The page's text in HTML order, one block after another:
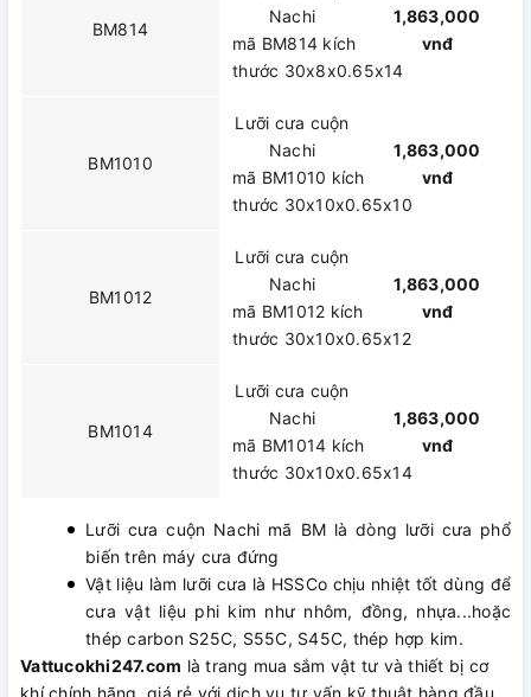
BM814
Nachi
mã BM814 kích
thước 30x8x0.65x14
1,863,000
vnđ
BM1010
Lưỡi cưa cuộn
Nachi
mã BM1010 kích
thước 30x10x0.65x10
1,863,000
vnđ
BM1012
Lưỡi cưa cuộn
Nachi
mã BM1012 kích
thước 30x10x0.65x12
1,863,000
vnđ
BM1014
Lưỡi cưa cuộn
Nachi
mã BM1014 kích
thước 30x10x0.65x14
1,863,000
vnđ
Lưỡi cưa cuộn Nachi mã BM là dòng lưỡi cưa phổ
biến trên máy cưa đứng
Vật liệu làm lưỡi cưa là HSSCo chịu nhiệt tốt dùng để
cưa vật liệu phi kim như nhôm, đồng, nhựa...hoặc
thép carbon S25C, S55C, S45C, thép hợp kim.
Vattucokhi247.com là trang mua sắm vật tư và thiết bị cơ
khí chính hãng, giá rẻ với dịch vụ tư vấn kỹ thuật hàng đầu